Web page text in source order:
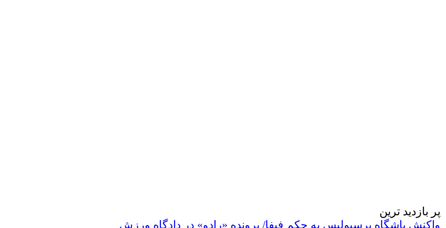
پر بازدید ترین
واکنش باشگاه پرسپولیس به حکم فیفا/ پرونده «رادو» در دادگاه ورزش